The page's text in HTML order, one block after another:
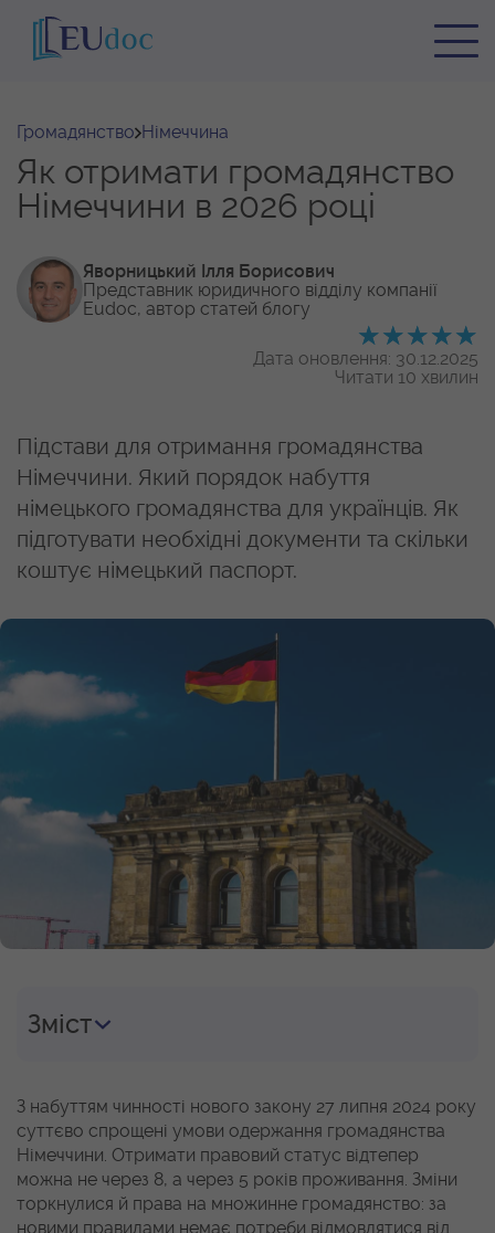
Громадянство Німеччина
Як отримати громадянство
Німеччини в 2026 році
Яворницький Ілля Борисович
Представник юридичного відділу компанії
Eudoc, автор статей блогу
Дата оновлення: 30.12.2025
Читати 10 хвилин
Підстави для отримання громадянства
Німеччини. Який порядок набуття
німецького громадянства для українців. Як
підготувати необхідні документи та скільки
коштує німецький паспорт.
Зміст
З набуттям чинності нового закону 27 липня 2024 року
суттєво спрощені умови одержання громадянства
Німеччини. Отримати правовий статус відтепер
можна не через 8, а через 5 років проживання. Зміни
торкнулися й права на множинне громадянство: за
новими правилами немає потреби відмовлятися від